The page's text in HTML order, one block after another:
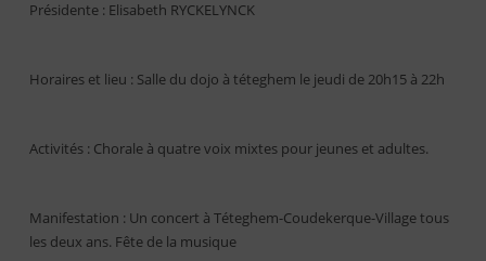
Présidente : Elisabeth RYCKELYNCK
Horaires et lieu : Salle du dojo à téteghem le jeudi de 20h15 à 22h
Activités : Chorale à quatre voix mixtes pour jeunes et adultes.
Manifestation : Un concert à Téteghem-Coudekerque-Village tous
les deux ans. Fête de la musique